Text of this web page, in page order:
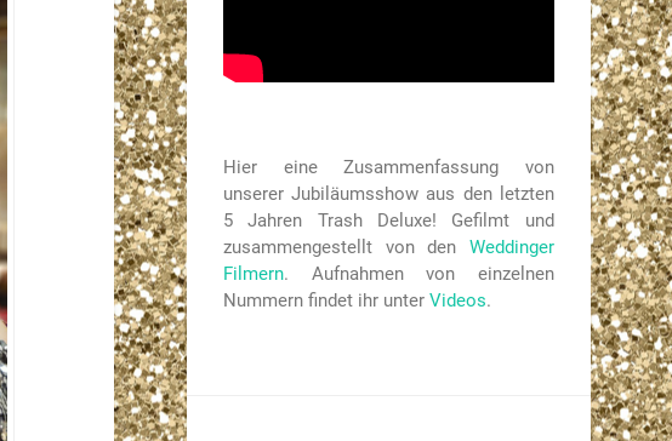
Hier eine Zusammenfassung von
unserer Jubiläumsshow aus den letzten
5 Jahren Trash Deluxe! Gefilmt und
zusammengestellt von den Weddinger
Filmern. Aufnahmen von einzelnen
Nummern findet ihr unterVideos.